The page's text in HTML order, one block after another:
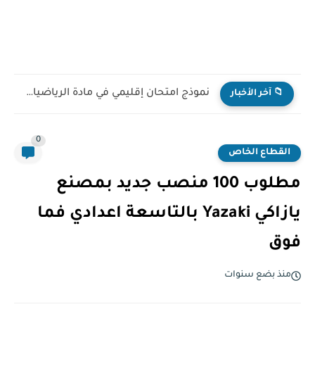
📁 آخر الأخبار نموذج امتحان إقليمي في مادة الرياضيات للمستوى السادس ابتدائي...
القطاع الخاص
0
مطلوب 100 منصب جديد بمصنع
يازاكي Yazaki بالتاسعة اعدادي فما
فوق
منذ بضع سنوات